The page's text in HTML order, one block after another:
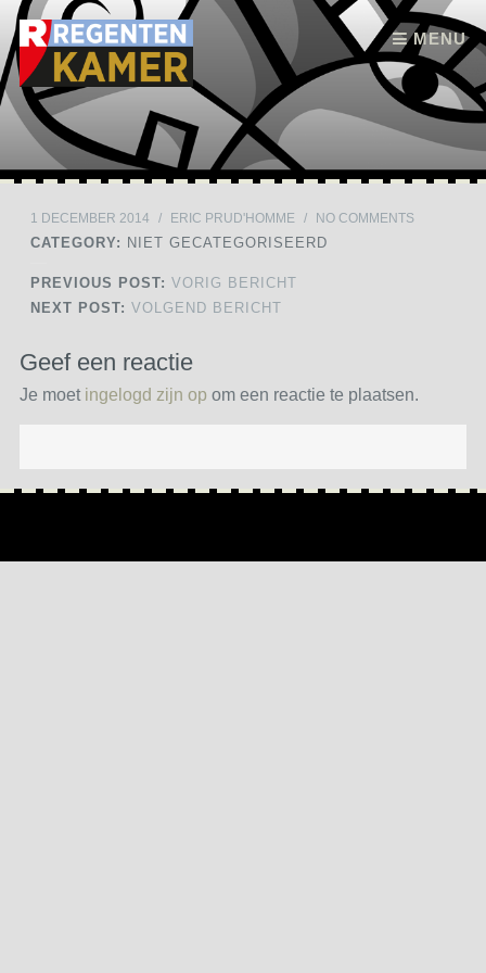
MENU
Skip to content
1 DECEMBER 2014 / ERIC PRUD'HOMME / NO COMMENTS
CATEGORY: NIET GECATEGORISEERD
PREVIOUS POST: VORIG BERICHT
NEXT POST: VOLGEND BERICHT
Geef een reactie
Je moet ingelogd zijn op om een reactie te plaatsen.